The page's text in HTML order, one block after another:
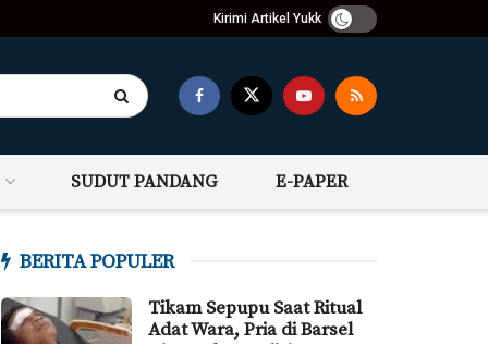
Kirimi Artikel Yukk
SUDUT PANDANG E-PAPER
BERITA POPULER
Tikam Sepupu Saat Ritual
Adat Wara, Pria di Barsel